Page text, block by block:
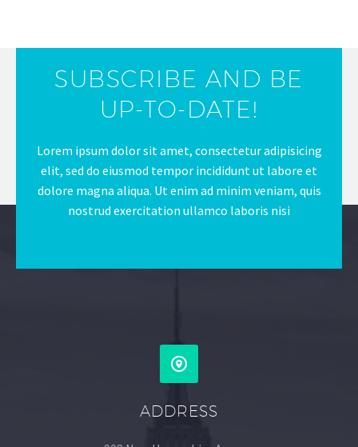
SUBSCRIBE AND BE
UP-TO-DATE!
Lorem ipsum dolor sit amet, consectetur adipisicing
elit, sed do eiusmod tempor incididunt ut labore et
dolore magna aliqua. Ut enim ad minim veniam, quis
nostrud exercitation ullamco laboris nisi
ADDRESS